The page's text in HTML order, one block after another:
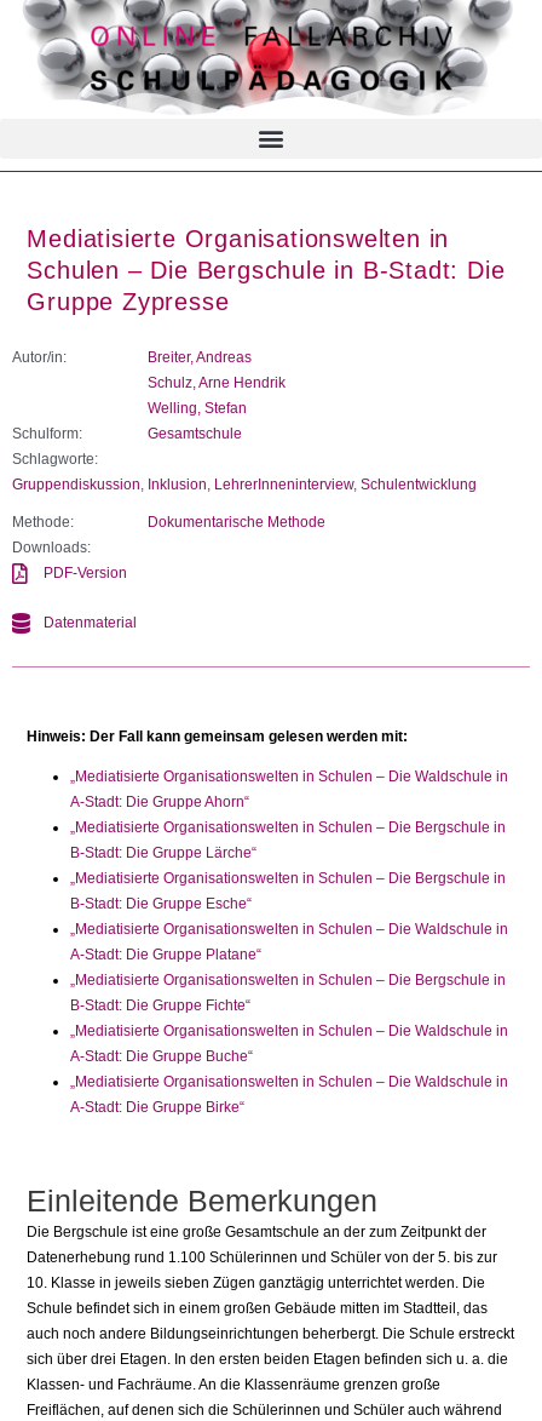
Mediatisierte Organisationswelten in
Schulen – Die Bergschule in B-Stadt: Die
Gruppe Zypresse
Autor/in:
Breiter, Andreas
Schulz, Arne Hendrik
Welling, Stefan
Schulform:
Gesamtschule
Schlagworte:
Gruppendiskussion Inklusion LehrerInneninterview, Schulentwicklung
Methode:
Dokumentarische Methode
Downloads:
PDF-Version
Datenmaterial
Hinweis: Der Fall kann gemeinsam gelesen werden mit:
„Mediatisierte Organisationswelten in Schulen – Die Waldschule in
A-Stadt: Die Gruppe Ahorn“
„Mediatisierte Organisationswelten in Schulen – Die Bergschule in
B-Stadt: Die Gruppe Lärche“
„Mediatisierte Organisationswelten in Schulen – Die Bergschule in
B-Stadt: Die Gruppe Esche“
„Mediatisierte Organisationswelten in Schulen – Die Waldschule in
A-Stadt: Die Gruppe Platane“
„Mediatisierte Organisationswelten in Schulen – Die Bergschule in
B-Stadt: Die Gruppe Fichte“
„Mediatisierte Organisationswelten in Schulen – Die Waldschule in
A-Stadt: Die Gruppe Buche“
„Mediatisierte Organisationswelten in Schulen – Die Waldschule in
A-Stadt: Die Gruppe Birke“
Einleitende Bemerkungen
Die Bergschule ist eine große Gesamtschule an der zum Zeitpunkt der
Datenerhebung rund 1.100 Schülerinnen und Schüler von der 5. bis zur
10. Klasse in jeweils sieben Zügen ganztägig unterrichtet werden. Die
Schule befindet sich in einem großen Gebäude mitten im Stadtteil, das
auch noch andere Bildungseinrichtungen beherbergt. Die Schule erstreckt
sich über drei Etagen. In den ersten beiden Etagen befinden sich u. a. die
Klassen- und Fachräume. An die Klassenräume grenzen große
Freiflächen, auf denen sich die Schülerinnen und Schüler auch während